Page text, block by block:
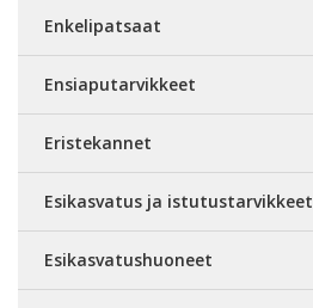
Enkelipatsaat
Ensiaputarvikkeet
Eristekannet
Esikasvatus ja istutustarvikkeet
Esikasvatushuoneet